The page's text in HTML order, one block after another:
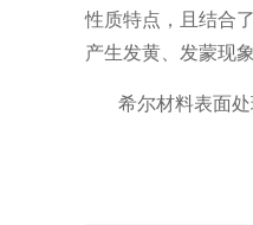
性质特点，且结合
产生发黄、发蒙现
希尔材料表面